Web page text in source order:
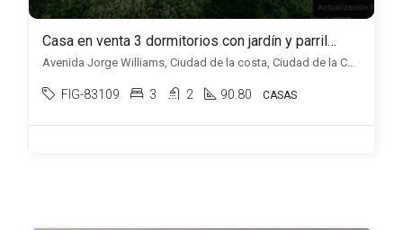
Casa en venta 3 dormitorios con jardín y parrillero, en Ciudad de la Costa.
Avenida Jorge Williams, Ciudad de la costa, Ciudad de la Costa
FIG-83109 3 2 90.80 CASAS